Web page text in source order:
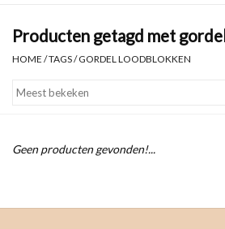
Kleding
Producten getagd met
HOME /TAGS/GORDEL LOODBLOKKEN
Geen producten gevonden!...